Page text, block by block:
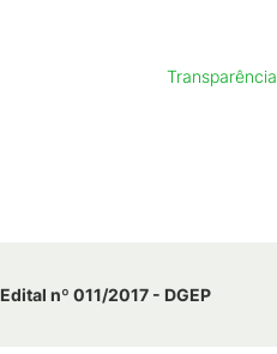
Transparência
Edital nº 011/2017 - DGEP